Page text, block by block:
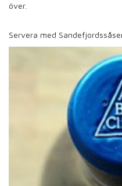
över.
Servera med